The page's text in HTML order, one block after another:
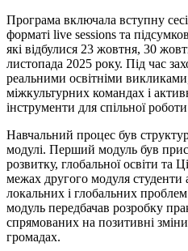
Програма включала вступну
форматі live sessions та
які відбулися 23 жовтня, 30
листопада 2025 року. Під час
реальними освітніми
міжкультурних командах і
інструменти для спільної
Навчальний процес був
модулі. Перший модуль був
розвитку, глобальної освіти
межах другого модуля студенти
локальних і глобальних
модуль передбачав розробку
спрямованих на позитивні
громадах.